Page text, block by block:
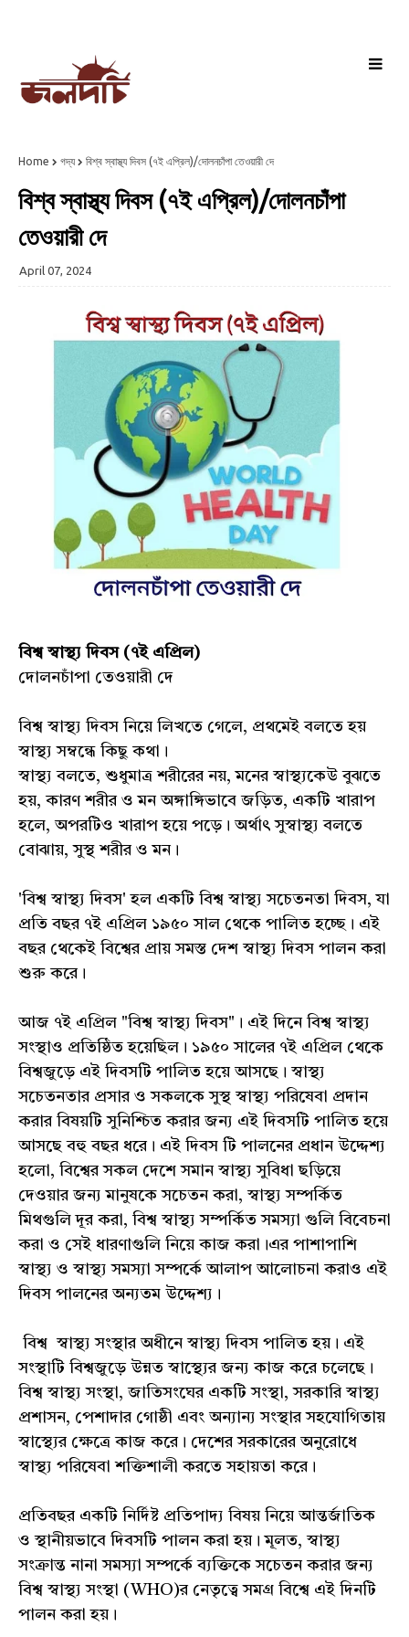
Home গদ্য বিশ্ব স্বাস্থ্য দিবস (৭ই এপ্রিল)/দোলনচাঁপা তেওয়ারী দে
বিশ্ব স্বাস্থ্য দিবস (৭ই এপ্রিল)/দোলনচাঁপা
তেওয়ারী দে
April 07, 2024
বিশ্ব স্বাস্থ্য দিবস (৭ই এপ্রিল)
দোলনচাঁপা তেওয়ারী দে
বিশ্ব স্বাস্থ্য দিবস নিয়ে লিখতে গেলে, প্রথমেই বলতে হয়
স্বাস্থ্য সম্বন্ধে কিছু কথা।
স্বাস্থ্য বলতে, শুধুমাত্র শরীরের নয়, মনের স্বাস্থ্যকেউ বুঝতে
হয়, কারণ শরীর ও মন অঙ্গাঙ্গিভাবে জড়িত, একটি খারাপ
হলে, অপরটিও খারাপ হয়ে পড়ে। অর্থাৎ সুস্বাস্থ্য বলতে
বোঝায়, সুস্থ শরীর ও মন।
'বিশ্ব স্বাস্থ্য দিবস' হল একটি বিশ্ব স্বাস্থ্য সচেতনতা দিবস, যা
প্রতি বছর ৭ই এপ্রিল ১৯৫০ সাল থেকে পালিত হচ্ছে। এই
বছর থেকেই বিশ্বের প্রায় সমস্ত দেশ স্বাস্থ্য দিবস পালন করা
শুরু করে।
আজ ৭ই এপ্রিল "বিশ্ব স্বাস্থ্য দিবস"। এই দিনে বিশ্ব স্বাস্থ্য
সংস্থাও প্রতিষ্ঠিত হয়েছিল। ১৯৫০ সালের ৭ই এপ্রিল থেকে
বিশ্বজুড়ে এই দিবসটি পালিত হয়ে আসছে। স্বাস্থ্য
সচেতনতার প্রসার ও সকলকে সুস্থ স্বাস্থ্য পরিষেবা প্রদান
করার বিষয়টি সুনিশ্চিত করার জন্য এই দিবসটি পালিত হয়ে
আসছে বহু বছর ধরে। এই দিবস টি পালনের প্রধান উদ্দেশ্য
হলো, বিশ্বের সকল দেশে সমান স্বাস্থ্য সুবিধা ছড়িয়ে
দেওয়ার জন্য মানুষকে সচেতন করা, স্বাস্থ্য সম্পর্কিত
মিথগুলি দূর করা, বিশ্ব স্বাস্থ্য সম্পর্কিত সমস্যা গুলি বিবেচনা
করা ও সেই ধারণাগুলি নিয়ে কাজ করা।এর পাশাপাশি
স্বাস্থ্য ও স্বাস্থ্য সমস্যা সম্পর্কে আলাপ আলোচনা করাও এই
দিবস পালনের অন্যতম উদ্দেশ্য।
বিশ্ব স্বাস্থ্য সংস্থার অধীনে স্বাস্থ্য দিবস পালিত হয়। এই
সংস্থাটি বিশ্বজুড়ে উন্নত স্বাস্থ্যের জন্য কাজ করে চলেছে।
বিশ্ব স্বাস্থ্য সংস্থা, জাতিসংঘের একটি সংস্থা, সরকারি স্বাস্থ্য
প্রশাসন, পেশাদার গোষ্ঠী এবং অন্যান্য সংস্থার সহযোগিতায়
স্বাস্থ্যের ক্ষেত্রে কাজ করে। দেশের সরকারের অনুরোধে
স্বাস্থ্য পরিষেবা শক্তিশালী করতে সহায়তা করে।
প্রতিবছর একটি নির্দিষ্ট প্রতিপাদ্য বিষয় নিয়ে আন্তর্জাতিক
ও স্থানীয়ভাবে দিবসটি পালন করা হয়। মূলত, স্বাস্থ্য
সংক্রান্ত নানা সমস্যা সম্পর্কে ব্যক্তিকে সচেতন করার জন্য
বিশ্ব স্বাস্থ্য সংস্থা (WHO)র নেতৃত্বে সমগ্র বিশ্বে এই দিনটি
পালন করা হয়।